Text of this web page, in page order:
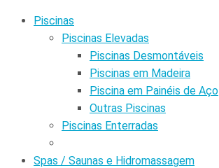
Piscinas
Piscinas Elevadas
Piscinas Desmontáveis
Piscinas em Madeira
Piscina em Painéis de Aço
Outras Piscinas
Piscinas Enterradas
Spas / Saunas e Hidromassagem